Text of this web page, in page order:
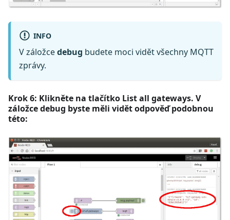
INFO
V záložcedebug budete moci vidět všechny MQTT
zprávy.
Krok 6: Klikněte na tlačítko List all gateways. V
záložce debug byste měli vidět odpověď podobnou
této: